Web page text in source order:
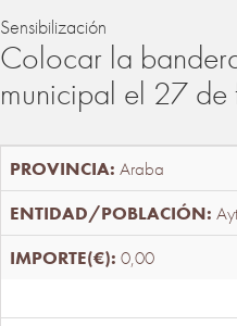
Sensibilización
Colocar la
municipal el 27 de
Araba
0,00